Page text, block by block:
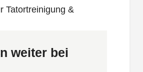
weiter bei